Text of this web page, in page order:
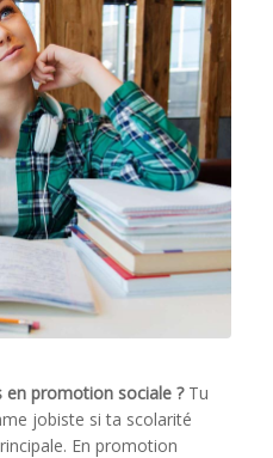
en promotion sociale ?Tu
jobiste si ta scolarité
En promotion